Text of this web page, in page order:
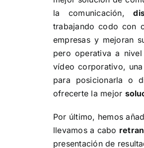
la comunicación,
trabajando codo con
empresas y mejoran
pero operativa a
vídeo corporativo,
para posicionarla o
ofrecerte la mejor
Por último, hemos
llevamos a cabo
presentación de